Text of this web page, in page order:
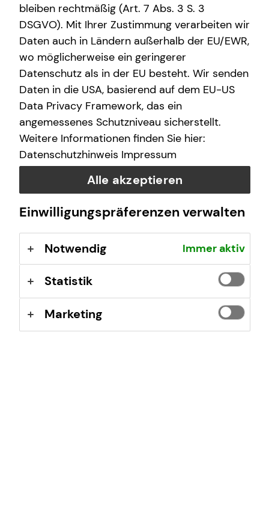
Registrierungsnummer: D-09ZK-M5JTA-26
Berufsbezeichnung: Versicherungsvertreter mit Erlaubnis
nach § 34 d Abs. 1 GewO Bundesrepublik Deutschland
Berufsrechtliche Regelungen: § 34 d Gewerbeordnung
Versicherungsvertrag (VVG), Verordnung über die
Versicherungsvermittlung und -beratung (VersVermV),
abrufbar unterwww.gesetze-im-internet.de
Erlaubnis nach § 34f GewO ​
Aufsichtsbehörde:
Adolphsplatz 1
20457 Hamburg
Registrierungsnummer: D-F-131-RYG3-68
Berufsbezeichnung: Finanzanlagenvermittler nach § 34f
Abs. 1 Satz 1 Nr. 1 GewO Bundesrepublik Deutschland
Berufsrechtliche Regelungen: § 34 f Gewerbeordnung
bleiben rechtmäßig (Art. 7 Abs. 3 S. 3
DSGVO). Mit Ihrer Zustimmung verarbeiten wir
Daten auch in Ländern außerhalb der EU/EWR,
wo möglicherweise ein geringerer
Datenschutz als in der EU besteht. Wir senden
Daten in die USA, basierend auf dem EU-US
Data Privacy Framework, das ein
angemessenes Schutzniveau sicherstellt.
Weitere Informationen finden Sie hier:
Datenschutzhinweis Impressum
Alle akzeptieren
Einwilligungspräferenzen verwalten
Notwendig Immer aktiv
Statistik
Marketing